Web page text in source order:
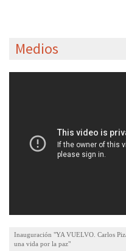
Medios
Inauguración "YA VUELVO. Carlos
una vida por la paz"